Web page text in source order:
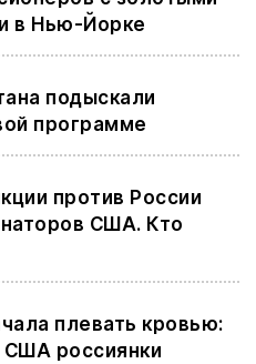
в Нью-Йорке
подыскали
программе
против России
США. Кто
плевать кровью:
США россиянки